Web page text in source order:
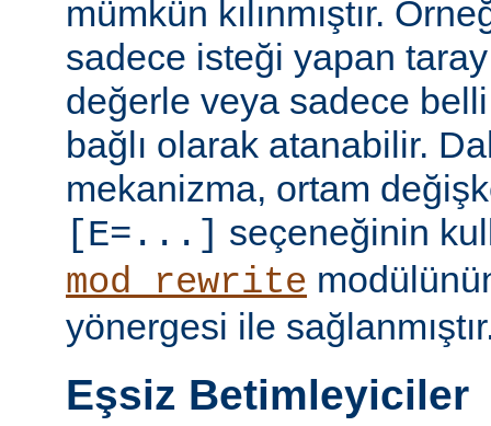
mümkün kılınmıştır.
sadece isteği yapan
değerle veya sadece belli
bağlı olarak atanabilir.
mekanizma, ortam
[E=...] seçeneğinin
mod_rewrite
yönergesi ile
Eşsiz Betimleyiciler